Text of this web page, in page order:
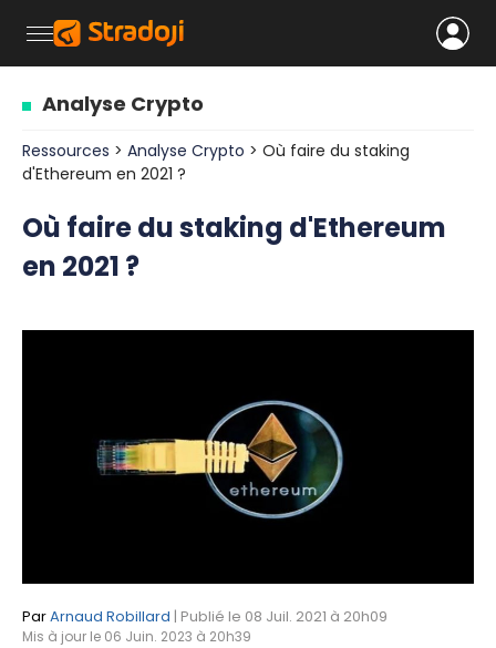
Analyse Crypto
Ressources > Analyse Crypto > Où faire du staking
d'Ethereum en 2021 ?
Où faire du staking d'Ethereum
en 2021 ?
ParArnaud Robillard | Publié le 08 Juil. 2021 à 20h09
Mis à jour le 06 Juin. 2023 à 20h39